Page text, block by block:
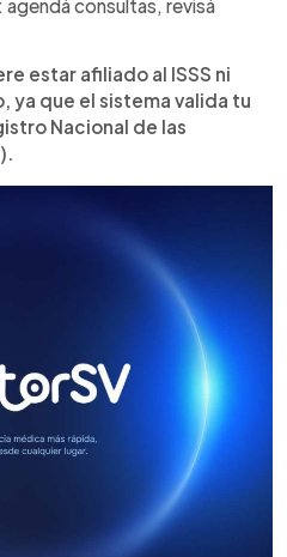
consultas, revisá
estar afiliado al ISSS ni
ya que el sistema valida tu
Nacional de las